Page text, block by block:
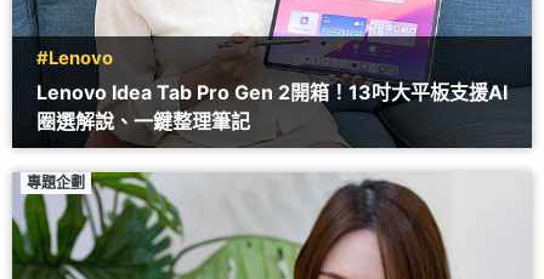
#Lenovo
Lenovo Idea Tab Pro Gen 2開箱！13吋大平板支援AI
圈選解說、一鍵整理筆記
專題企劃